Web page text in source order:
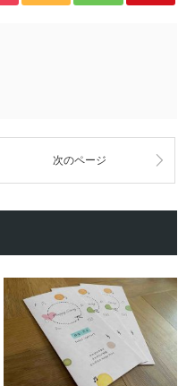
次のページ